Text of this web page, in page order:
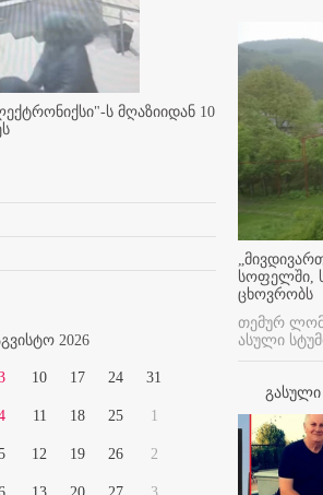
ს მღაზიიდან 10
2026
10
11
12
17
18
19
24
25
26
31
1
2
სოფელში,
ცხოვრობს
თემურ
ასული